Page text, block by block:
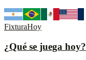
FixturaHoy
¿Qué se juega hoy?